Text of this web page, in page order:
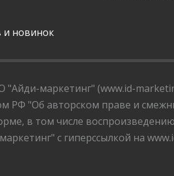
и новинок
маркетинг" (www.id-
РФ "Об авторском праве и
в том числе
с гиперссылкой на